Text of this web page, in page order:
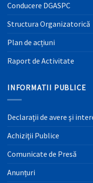
Conducere DGASPC
Structura Organizatorică
Plan de acțiuni
Raport de Activitate
INFORMATII PUBLICE
Declaraţii de avere şi
Achiziţii Publice
Comunicate de Presă
Anunțuri